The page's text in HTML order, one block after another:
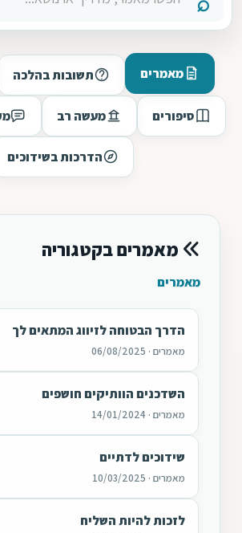
מאמרים תשובות בהלכה
סיפורים מעשה רב
הדרכות בשידוכים
מאמרים בקטגוריה
מאמרים
הדרך הבטוחה לזיווג המתאים לך
מאמרים · 06/08/2025
השדכנים הוותיקים חושפים
מאמרים · 14/01/2024
שידוכים לדתיים
מאמרים · 10/03/2025
לזכות להיות השליח